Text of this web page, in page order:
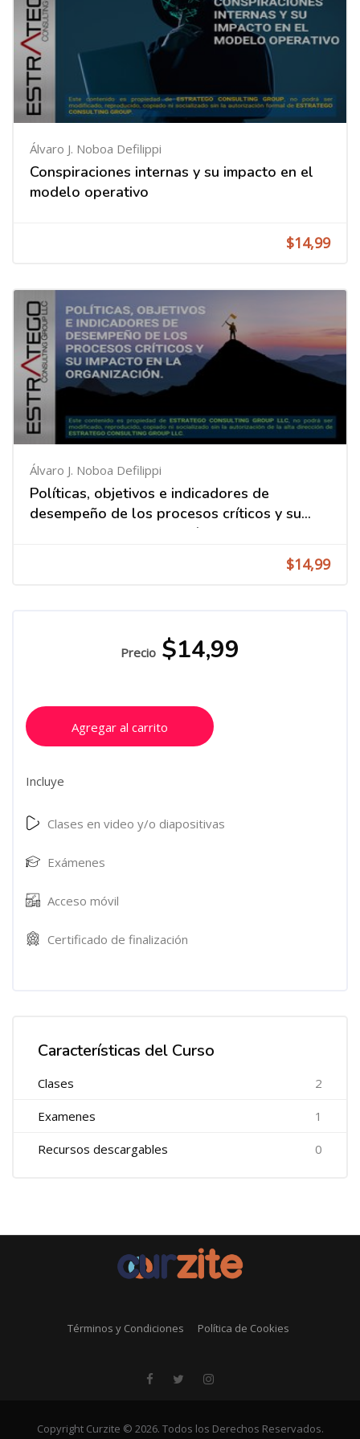
Álvaro J. Noboa Defilippi
Conspiraciones internas y su impacto en el
modelo operativo
$14,99
Álvaro J. Noboa Defilippi
Políticas, objetivos e indicadores de
desempeño de los procesos críticos y su
impacto en la organización
$14,99
Precio $14,99
Agregar al carrito
Incluye
Clases en video y/o diapositivas
Exámenes
Acceso móvil
Certificado de finalización
Características del Curso
Clases 2
Examenes 1
Recursos descargables 0
Términos y Condiciones Política de Cookies
Copyright Curzite © 2026. Todos los Derechos Reservados.